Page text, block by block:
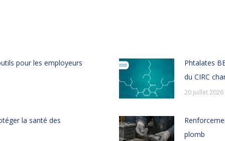
pour les employeurs
Phtalates
du CIRC
20 juillet 2026
la santé des
plomb